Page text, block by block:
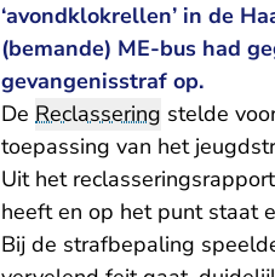
‘avondklokrellen’ in de
(bemande) ME-bus had
gevangenisstraf op.
De Reclassering stelde
toepassing van het
Uit het
heeft en op het punt staat
Bij de strafbepaling